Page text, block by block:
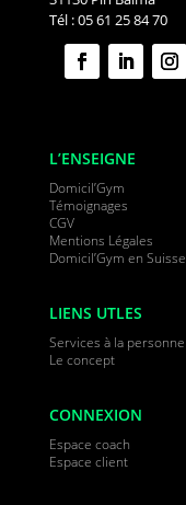
Tél : 05 61 25 84 70
L’ENSEIGNE
Domicil’Gym
Témoignages
CGV
Mentions Légales
Domicil’Gym en Suisse
LIENS UTLES
Services à la personne
Le concept
CONNEXION
Espace coach
Espace client